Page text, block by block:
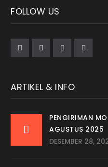
FOLLOW US
ARTIKEL & INFO
PENGIRIMAN
AGUSTUS 2025
DESEMBER 28,